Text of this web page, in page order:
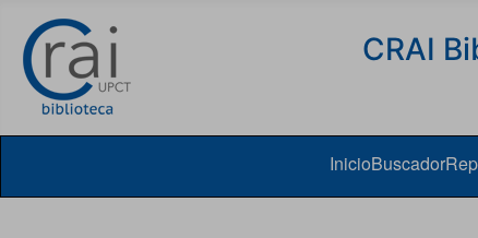
CRAI
InicioBuscador